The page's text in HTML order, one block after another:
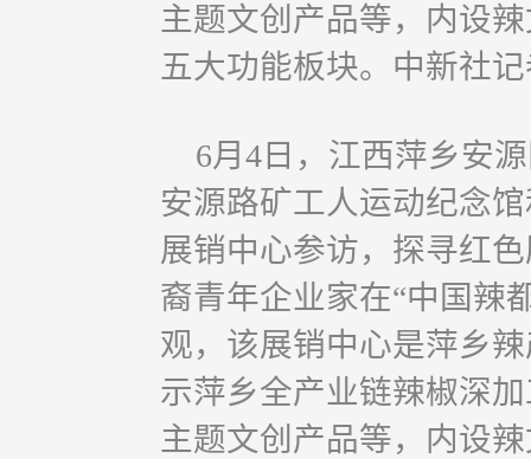
主题文创产品等，内设
五大功能板块。中新社
6月4日，江西萍乡安
安源路矿工人运动纪念
展销中心参访，探寻红
裔青年企业家在“中国辣
观，该展销中心是萍乡
示萍乡全产业链辣椒深
主题文创产品等，内设